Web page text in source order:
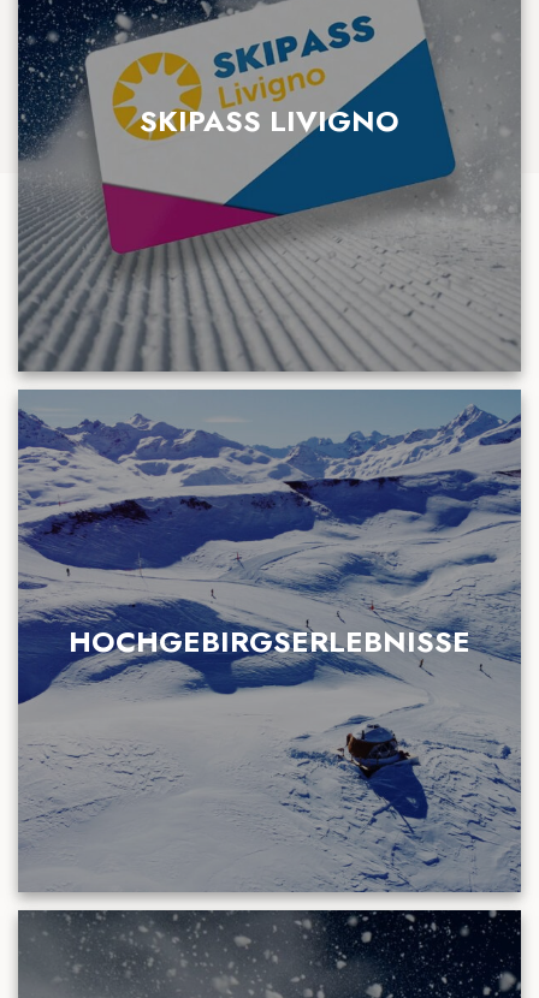
SKIPASS LIVIGNO
HOCHGEBIRGSERLEBNISSE